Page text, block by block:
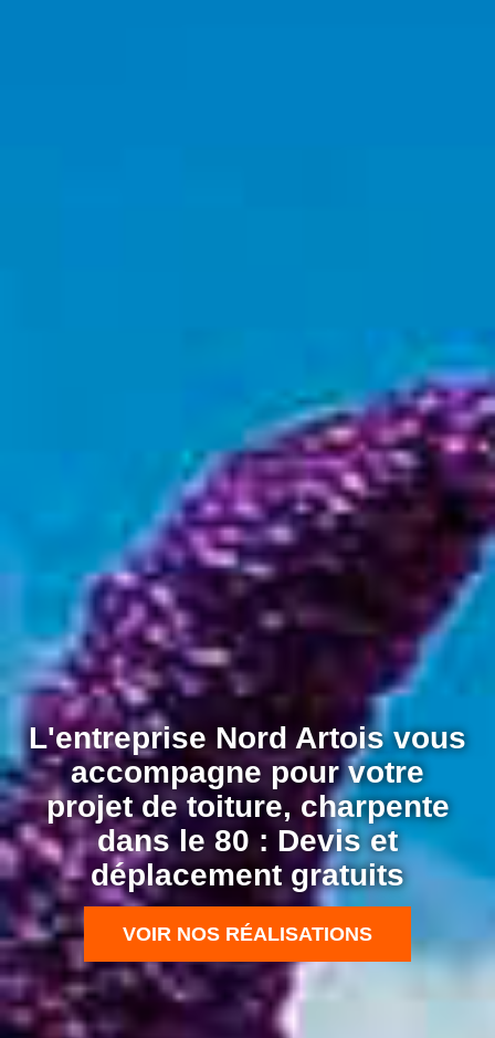
L'entreprise Nord Artois vous
accompagne pour votre
projet de toiture, charpente
dans le 80 : Devis et
déplacement gratuits
VOIR NOS RÉALISATIONS